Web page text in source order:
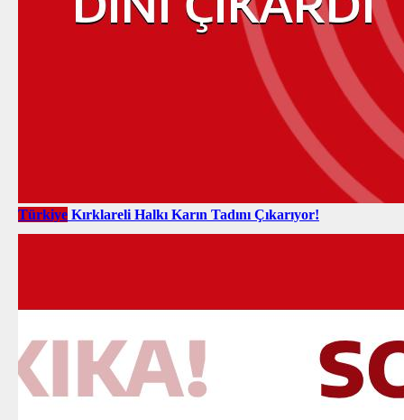
Türkiye Kırklareli Halkı Karın Tadını Çıkarıyor!